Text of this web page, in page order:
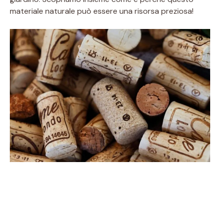
materiale naturale può essere una risorsa preziosa!